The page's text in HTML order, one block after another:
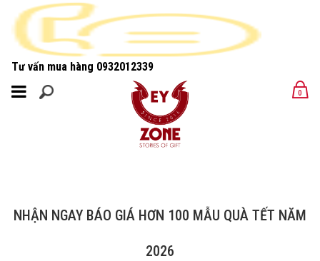
Tư vấn mua hàng 0932012339
MENU 0
NHẬN NGAY BÁO GIÁ HƠN 100 MẪU QUÀ TẾT NĂM
2026